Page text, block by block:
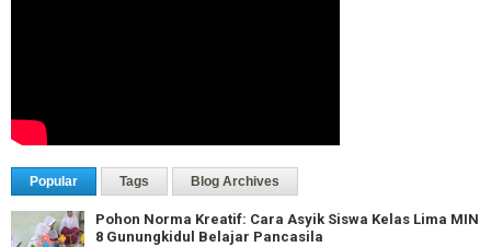
Popular Tags Blog Archives
Pohon Norma Kreatif: Cara Asyik Siswa Kelas Lima MIN
8 Gunungkidul Belajar Pancasila